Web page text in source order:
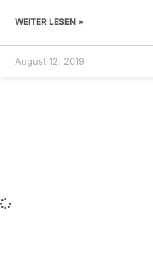
WEITER LESEN »
August 12, 2019